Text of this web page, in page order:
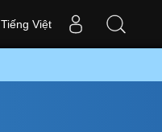
Tiếng Việt